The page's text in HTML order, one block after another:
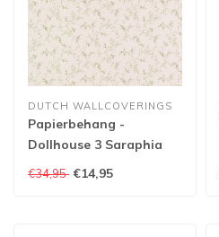
DUTCH WALLCOVERINGS
Papierbehang -
Dollhouse 3 Saraphia
Rose groen - 22121
€34,95 €14,95